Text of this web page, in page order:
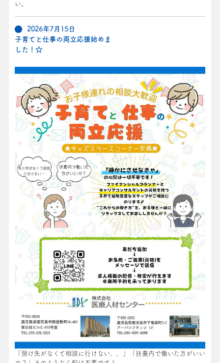
い。
2026年7月15日
子育てと仕事の両立応援始めま
した！☆
「預け先がなくて相談に行けない、、」「扶養内で働いた方がいい